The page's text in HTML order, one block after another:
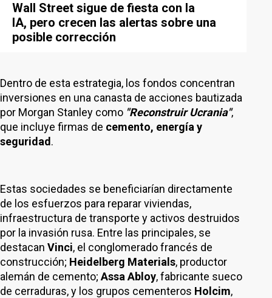
Wall Street sigue de fiesta con la
IA, pero crecen las alertas sobre una
posible corrección
Dentro de esta estrategia, los fondos concentran
inversiones en una canasta de acciones bautizada
por Morgan Stanley como "Reconstruir Ucrania",
que incluye firmas de cemento, energía y
seguridad .
Estas sociedades se beneficiarían directamente
de los esfuerzos para reparar viviendas,
infraestructura de transporte y activos destruidos
por la invasión rusa. Entre las principales, se
destacan Vinci, el conglomerado francés de
construcción; Heidelberg Materials, productor
alemán de cemento; Assa Abloy, fabricante sueco
de cerraduras, y los grupos cementeros Holcim,